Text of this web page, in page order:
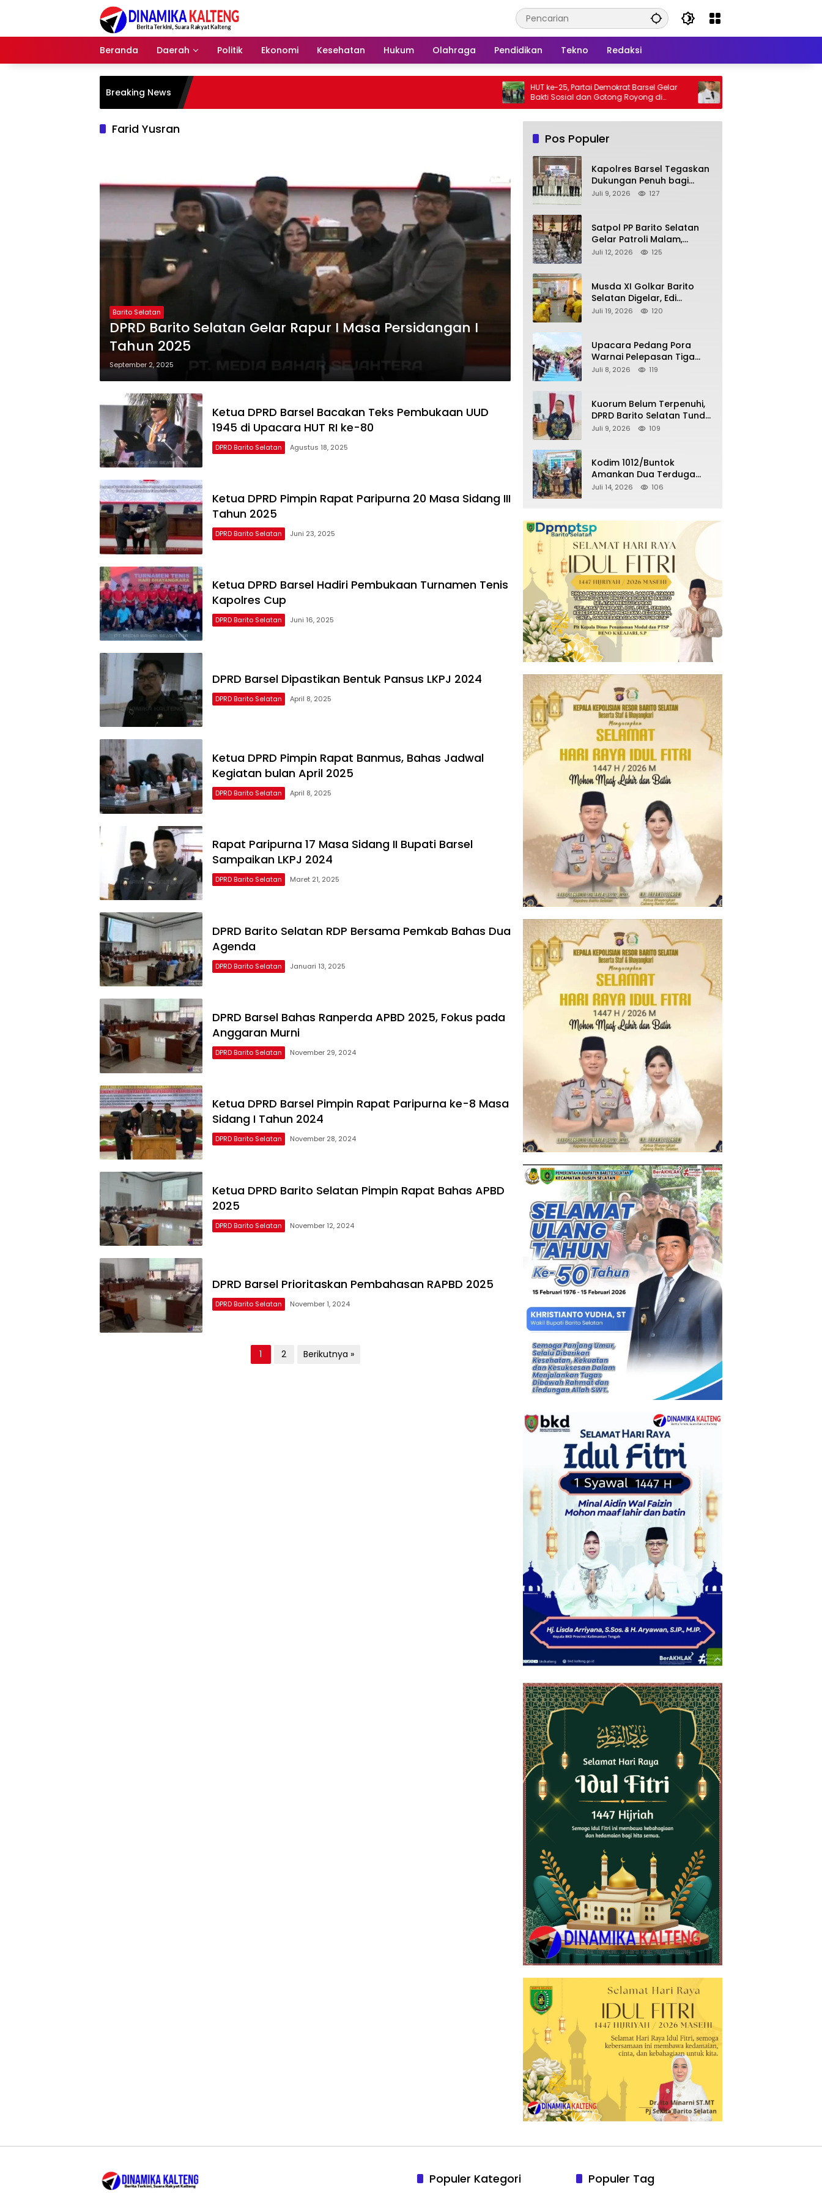
Beranda
Daerah Politik Ekonomi Kesehatan Hukum Olahraga Pendidikan Tekno Redaksi
Breaking News
HUT ke-25, Partai Demokrat Barsel Gelar
Bakti Sosial dan Gotong Royong di
Langgar Nurul Ashfiya
Bupati Barsel Imbau Warga Tidak
Membakar Hutan dan Lahan, Wujudkan
Barito Selatan Bebas Kabut Asap
Farid Yusran
Barito Selatan
DPRD Barito Selatan Gelar Rapur I Masa Persidangan I
Tahun 2025
September 2, 2025
Ketua DPRD Barsel Bacakan Teks Pembukaan UUD
1945 di Upacara HUT RI ke-80
DPRD Barito Selatan Agustus 18, 2025
Ketua DPRD Pimpin Rapat Paripurna 20 Masa Sidang III
Tahun 2025
DPRD Barito Selatan Juni 23, 2025
Ketua DPRD Barsel Hadiri Pembukaan Turnamen Tenis
Kapolres Cup
DPRD Barito Selatan Juni 16, 2025
DPRD Barsel Dipastikan Bentuk Pansus LKPJ 2024
DPRD Barito Selatan April 8, 2025
Ketua DPRD Pimpin Rapat Banmus, Bahas Jadwal
Kegiatan bulan April 2025
DPRD Barito Selatan April 8, 2025
Rapat Paripurna 17 Masa Sidang II Bupati Barsel
Sampaikan LKPJ 2024
DPRD Barito Selatan Maret 21, 2025
DPRD Barito Selatan RDP Bersama Pemkab Bahas Dua
Agenda
DPRD Barito Selatan Januari 13, 2025
DPRD Barsel Bahas Ranperda APBD 2025, Fokus pada
Anggaran Murni
DPRD Barito Selatan November 29, 2024
Ketua DPRD Barsel Pimpin Rapat Paripurna ke-8 Masa
Sidang I Tahun 2024
DPRD Barito Selatan November 28, 2024
Ketua DPRD Barito Selatan Pimpin Rapat Bahas APBD
2025
DPRD Barito Selatan November 12, 2024
DPRD Barsel Prioritaskan Pembahasan RAPBD 2025
DPRD Barito Selatan November 1, 2024
1 2 Berikutnya »
Pos Populer
Kapolres Barsel Tegaskan
Dukungan Penuh bagi
Pengembangan KBPPP
Juli 9, 2026 127
Satpol PP Barito Selatan
Gelar Patroli Malam,
Tindak Lanjuti Keluhan
Juli 12, 2026 125
Musda XI Golkar Barito
Selatan Digelar, Edi
Pratowo Targetkan
Juli 19, 2026 120
Upacara Pedang Pora
Warnai Pelepasan Tiga
Perwira Polres Barito
Juli 8, 2026 119
Kuorum Belum Terpenuhi,
DPRD Barito Selatan Tunda
Paripurna Persetujuan
APBD 2025
Juli 9, 2026 109
Kodim 1012/Buntok
Amankan Dua Terduga
Pencuri Aset Perusahaan
Disita
Juli 14, 2026 106
Populer Kategori Populer Tag